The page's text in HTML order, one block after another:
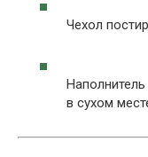
Чехол
в сухом